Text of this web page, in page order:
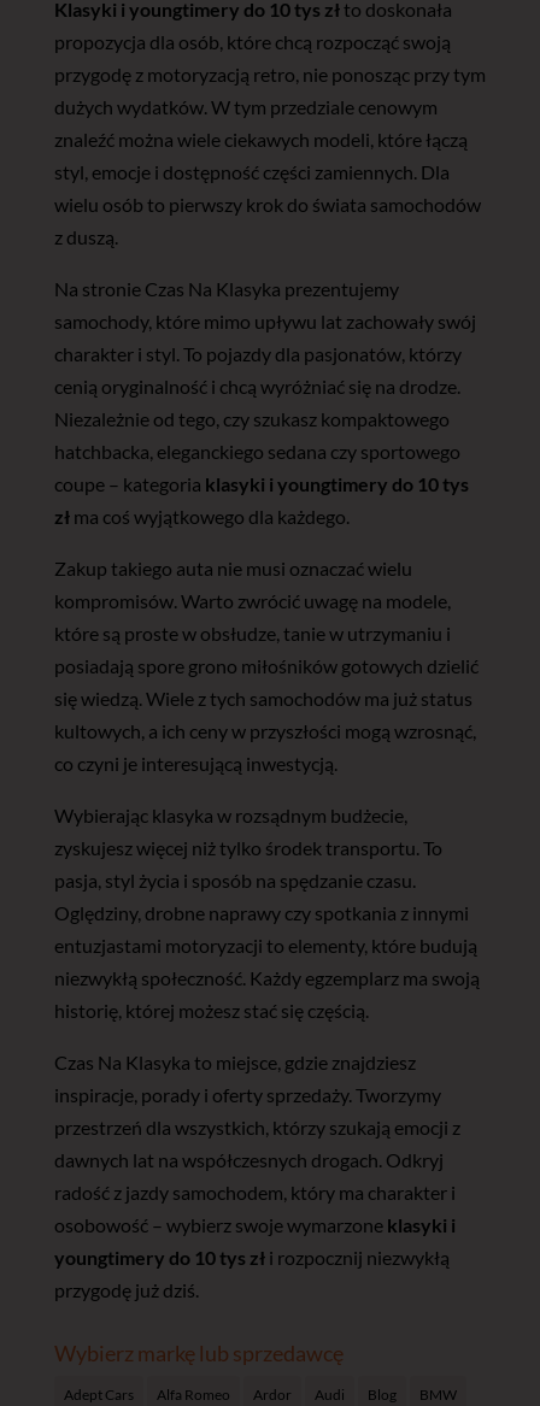
Klasyki i youngtimery do 10 tys złto doskonała
propozycja dla osób, które chcą rozpocząć swoją
przygodę z motoryzacją retro, nie ponosząc przy tym
dużych wydatków. W tym przedziale cenowym
znaleźć można wiele ciekawych modeli, które łączą
styl, emocje i dostępność części zamiennych. Dla
wielu osób to pierwszy krok do świata samochodów
z duszą.
Na stronie Czas Na Klasyka prezentujemy
samochody, które mimo upływu lat zachowały swój
charakter i styl. To pojazdy dla pasjonatów, którzy
cenią oryginalność i chcą wyróżniać się na drodze.
Niezależnie od tego, czy szukasz kompaktowego
hatchbacka, eleganckiego sedana czy sportowego
coupe – kategoria klasyki i youngtimery do 10 tys
złma coś wyjątkowego dla każdego.
Zakup takiego auta nie musi oznaczać wielu
kompromisów. Warto zwrócić uwagę na modele,
które są proste w obsłudze, tanie w utrzymaniu i
posiadają spore grono miłośników gotowych dzielić
się wiedzą. Wiele z tych samochodów ma już status
kultowych, a ich ceny w przyszłości mogą wzrosnąć,
co czyni je interesującą inwestycją.
Wybierając klasyka w rozsądnym budżecie,
zyskujesz więcej niż tylko środek transportu. To
pasja, styl życia i sposób na spędzanie czasu.
Oględziny, drobne naprawy czy spotkania z innymi
entuzjastami motoryzacji to elementy, które budują
niezwykłą społeczność. Każdy egzemplarz ma swoją
historię, której możesz stać się częścią.
Czas Na Klasyka to miejsce, gdzie znajdziesz
inspiracje, porady i oferty sprzedaży. Tworzymy
przestrzeń dla wszystkich, którzy szukają emocji z
dawnych lat na współczesnych drogach. Odkryj
radość z jazdy samochodem, który ma charakter i
osobowość – wybierz swoje wymarzone klasyki i
youngtimery do 10 tys złi rozpocznij niezwykłą
przygodę już dziś.
Wybierz markę lub sprzedawcę
Adept Cars Alfa Romeo Ardor Audi Blog BMW